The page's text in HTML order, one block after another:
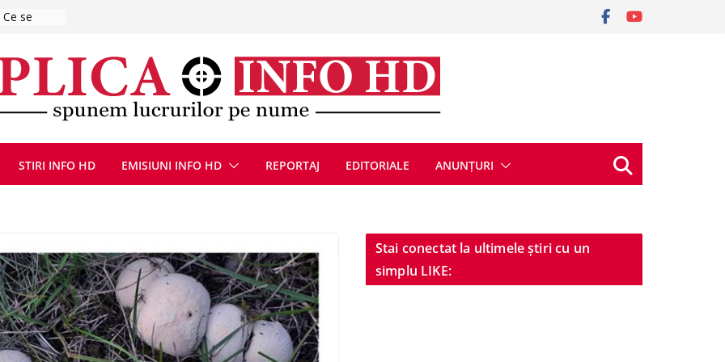
2026
cu un
a
cu
un
STIRI INFO HD EMISIUNI INFO HD REPORTAJ EDITORIALE ANUNȚURI
Stai conectat la ultimele știri cu un
simplu LIKE: